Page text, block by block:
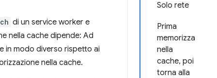
Solo rete
Prima
memorizza
nella
cache, poi
torna alla
di un service worker e
nella cache dipende: Ad
in modo diverso rispetto ai
nella cache.